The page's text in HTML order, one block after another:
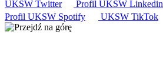
UKSW Twitter Profil UKSW Linkedin
Profil UKSW Spotify UKSW TikTok